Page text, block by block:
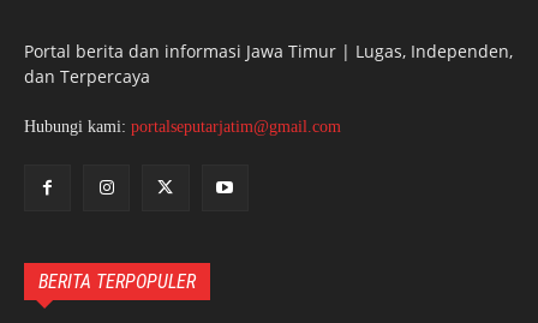
Portal berita dan informasi Jawa Timur | Lugas, Independen,
dan Terpercaya
Hubungi kami: portalseputarjatim@gmail.com
BERITA TERPOPULER